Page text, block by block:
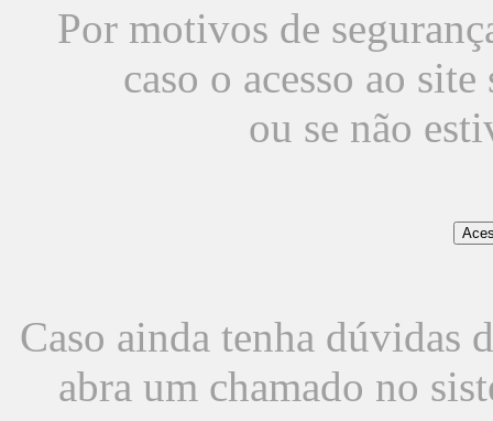
Por motivos de
caso o acesso ao
ou se não
Caso ainda tenha dúvidas
abra um chamado no